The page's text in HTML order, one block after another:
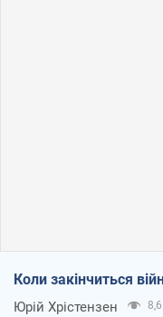
Коли закінчиться
Юрій Хрістензен 8,6